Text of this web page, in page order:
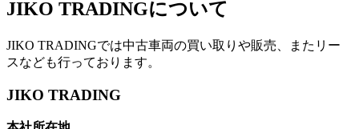
JIKO TRADINGについて
JIKO TRADINGでは中古車両の買い取りや販売、またリー
スなども行っております。
JIKO TRADING